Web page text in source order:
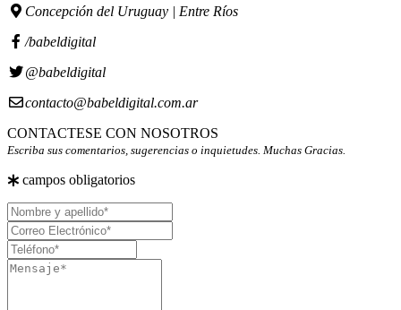
Concepción del Uruguay | Entre Ríos
/babeldigital
@babeldigital
contacto@babeldigital.com.ar
CONTACTESE CON NOSOTROS
Escriba sus comentarios, sugerencias o inquietudes. Muchas Gracias.
campos obligatorios
Nombre
y
apellido
Correo
Electrónico
Teléfono
Mensaje